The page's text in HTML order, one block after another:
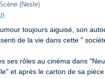
(Nesle)
toujours aiguisé, son
de la vie dans cette "
ses rôles au cinéma dans
et après le carton de sa